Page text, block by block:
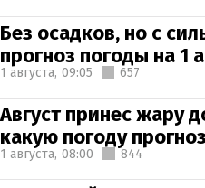
Без осадков, но с
прогноз погоды на 1
1 августа, 09:05 657
Август принес жару
какую погоду
1 августа, 08:00 844